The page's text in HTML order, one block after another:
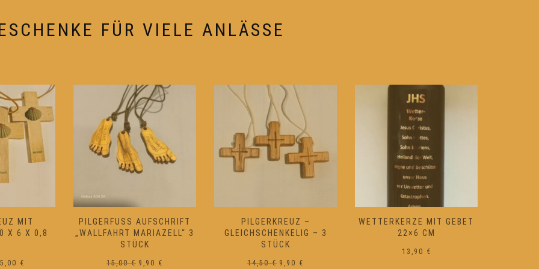
FÜR VIELE ANLÄSSE
„
3 S
9,90 €Aktueller
PILGERKREUZ –
GLEICHSCHENKELIG – 3
STÜCK
14,50€ Ursprünglicher
9,90 €
WETTERKERZE MIT GEBET
22×6 CM
BARTHLS AKTIV- SPRAY